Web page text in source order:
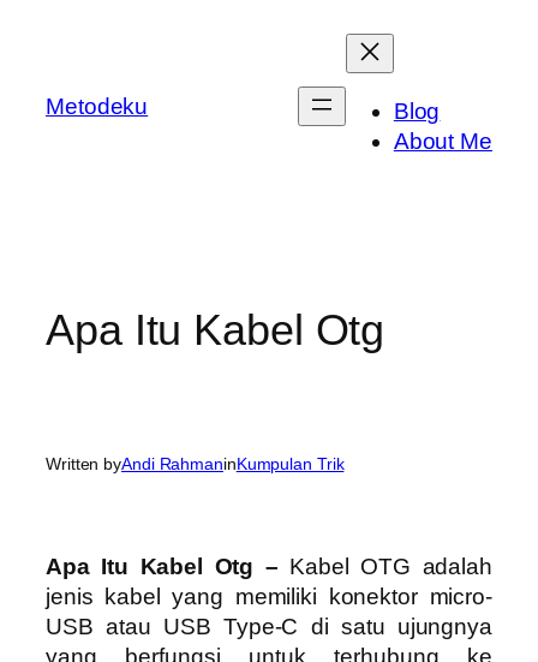
Metodeku
Blog
About Me
Apa Itu Kabel Otg
Written byAndi RahmaninKumpulan Trik
Apa Itu Kabel Otg – Kabel OTG adalah
jenis kabel yang memiliki konektor micro-
USB atau USB Type-C di satu ujungnya